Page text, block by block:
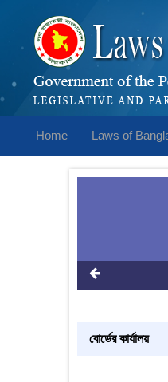
Home Laws of
বোর্ডের কার্যালয়